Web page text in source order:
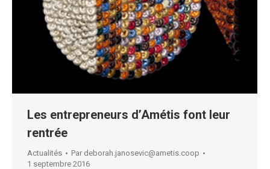
Les entrepreneurs d’Amétis font leur
rentrée
Actualités Par deborah.janosevic@ametis.coop
1 septembre 2016